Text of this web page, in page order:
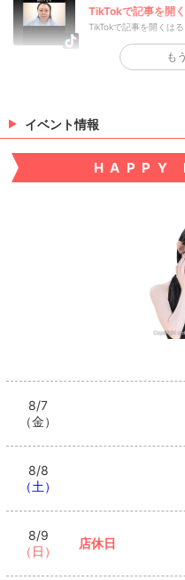
TikTokで記事を開
TikTokで記事を開くはる
も
イベント情報
HAPPY
8/7
（金）
8/8
（土）
8/9
（日）
店休日